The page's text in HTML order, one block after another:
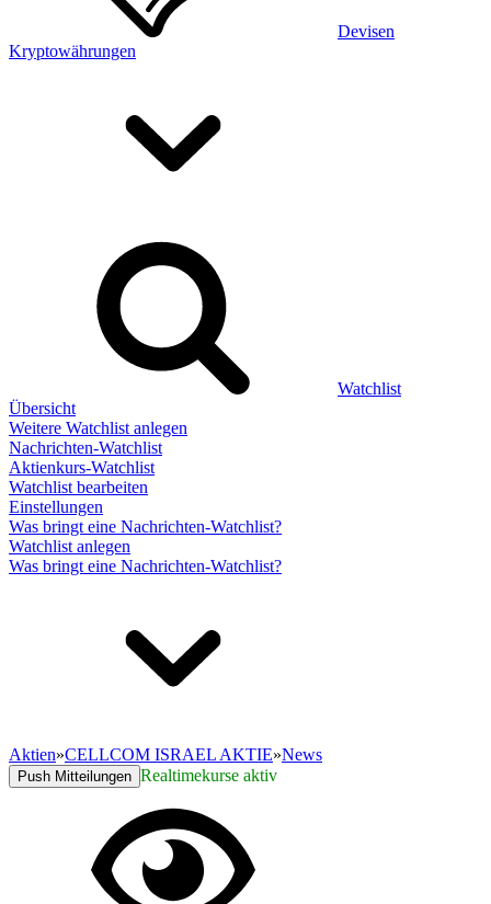
Devisen
Kryptowährungen
Watchlist
Übersicht
Weitere Watchlist anlegen
Nachrichten-Watchlist
Aktienkurs-Watchlist
Watchlist bearbeiten
Einstellungen
Was bringt eine Nachrichten-Watchlist?
Watchlist anlegen
Was bringt eine Nachrichten-Watchlist?
Aktien»CELLCOM ISRAEL AKTIE»News
Push Mitteilungen Realtimekurse aktiv